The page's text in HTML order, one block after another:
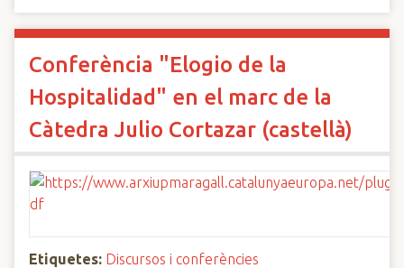
Conferència "Elogio de la
Hospitalidad" en el marc de la
Càtedra Julio Cortazar (castellà)
Etiquetes: Discursos i conferències